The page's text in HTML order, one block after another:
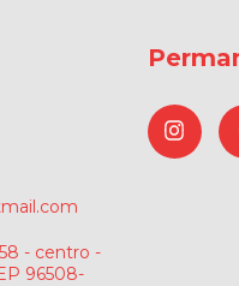
- centro -
96508-